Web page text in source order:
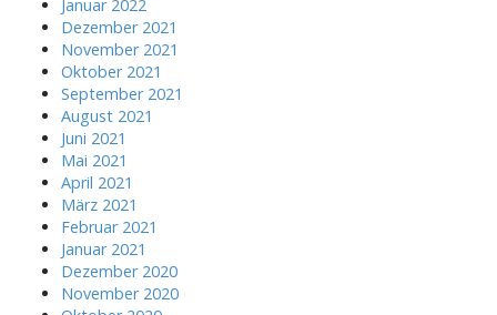
Januar 2022
Dezember 2021
November 2021
Oktober 2021
September 2021
August 2021
Juni 2021
Mai 2021
April 2021
März 2021
Februar 2021
Januar 2021
Dezember 2020
November 2020